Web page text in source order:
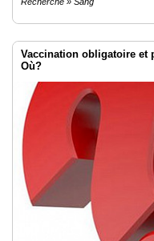
Vaccination obligatoire et
Où?